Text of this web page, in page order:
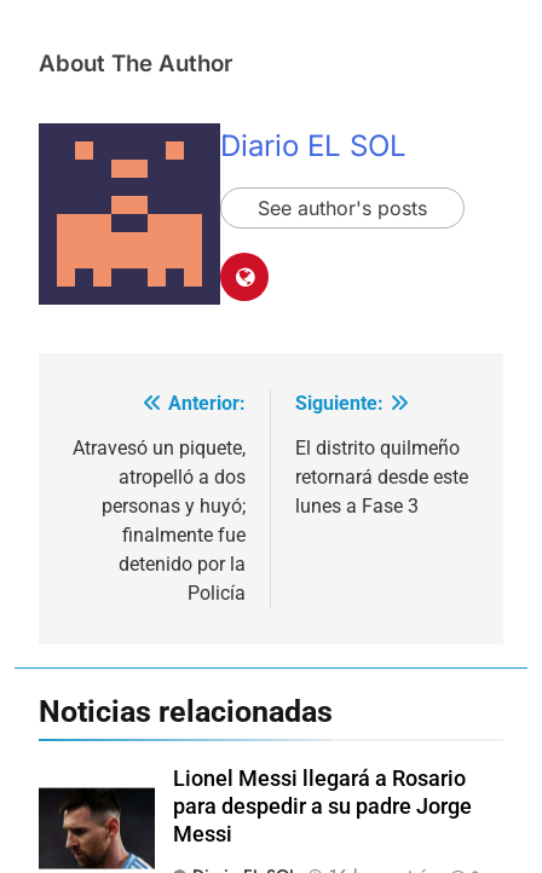
About The Author
Diario EL SOL
See author's posts
Navegación
de
entradas
Anterior:
Atravesó un piquete,
atropelló a dos
personas y huyó;
finalmente fue
detenido por la
Policía
Siguiente:
El distrito quilmeño
retornará desde este
lunes a Fase 3
Noticias relacionadas
Lionel Messi llegará a Rosario
para despedir a su padre Jorge
Messi